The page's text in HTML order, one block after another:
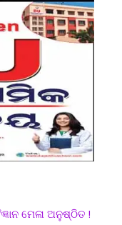
ମେଳା ଅନୁଷ୍ଠିତ !